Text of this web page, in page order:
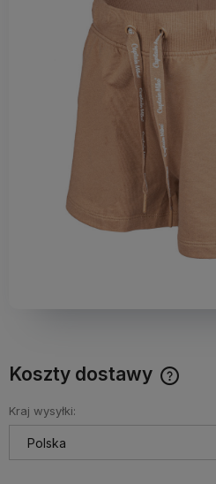
Koszty dostawy
produkty które nie mieszczą się
wchodzą w skład promocji.
pobraniowych mogą być droższe
Kraj wysyłki: